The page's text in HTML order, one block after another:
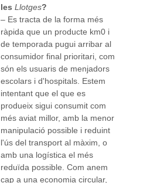
les Llotges?
– Es tracta de la forma més
ràpida que un producte km0 i
de temporada pugui arribar al
consumidor final prioritari, com
són els usuaris de menjadors
escolars i d'hospitals. Estem
intentant que el que es
produeix sigui consumit com
més aviat millor, amb la menor
manipulació possible i reduint
l'ús del transport al màxim, o
amb una logística el més
reduïda possible. Com anem
cap a una economia circular,